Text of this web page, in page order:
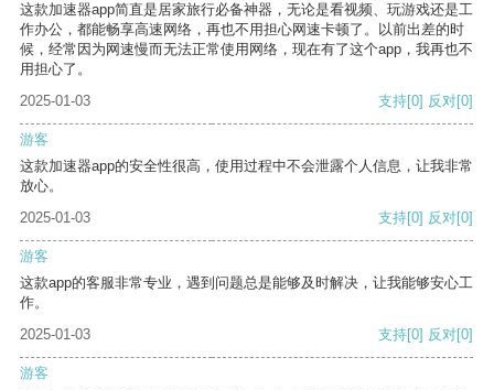
这款加速器app简直是居家旅行必备神器，无论是看视频、玩游戏还是工
作办公，都能畅享高速网络，再也不用担心网速卡顿了。以前出差的时
候，经常因为网速慢而无法正常使用网络，现在有了这个app，我再也不
用担心了。
2025-01-03
支持[0] 反对[0]
游客
这款加速器app的安全性很高，使用过程中不会泄露个人信息，让我非常
放心。
2025-01-03
支持[0] 反对[0]
游客
这款app的客服非常专业，遇到问题总是能够及时解决，让我能够安心工
作。
2025-01-03
支持[0] 反对[0]
游客